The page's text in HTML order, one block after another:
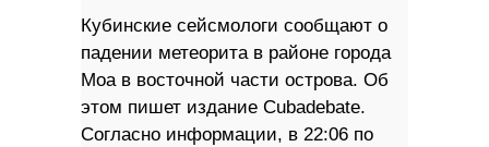
Кубинские сейсмологи сообщают о
падении метеорита в районе города
Моа в восточной части острова. Об
этом пишет издание Cubadebate.
Согласно информации, в 22:06 по